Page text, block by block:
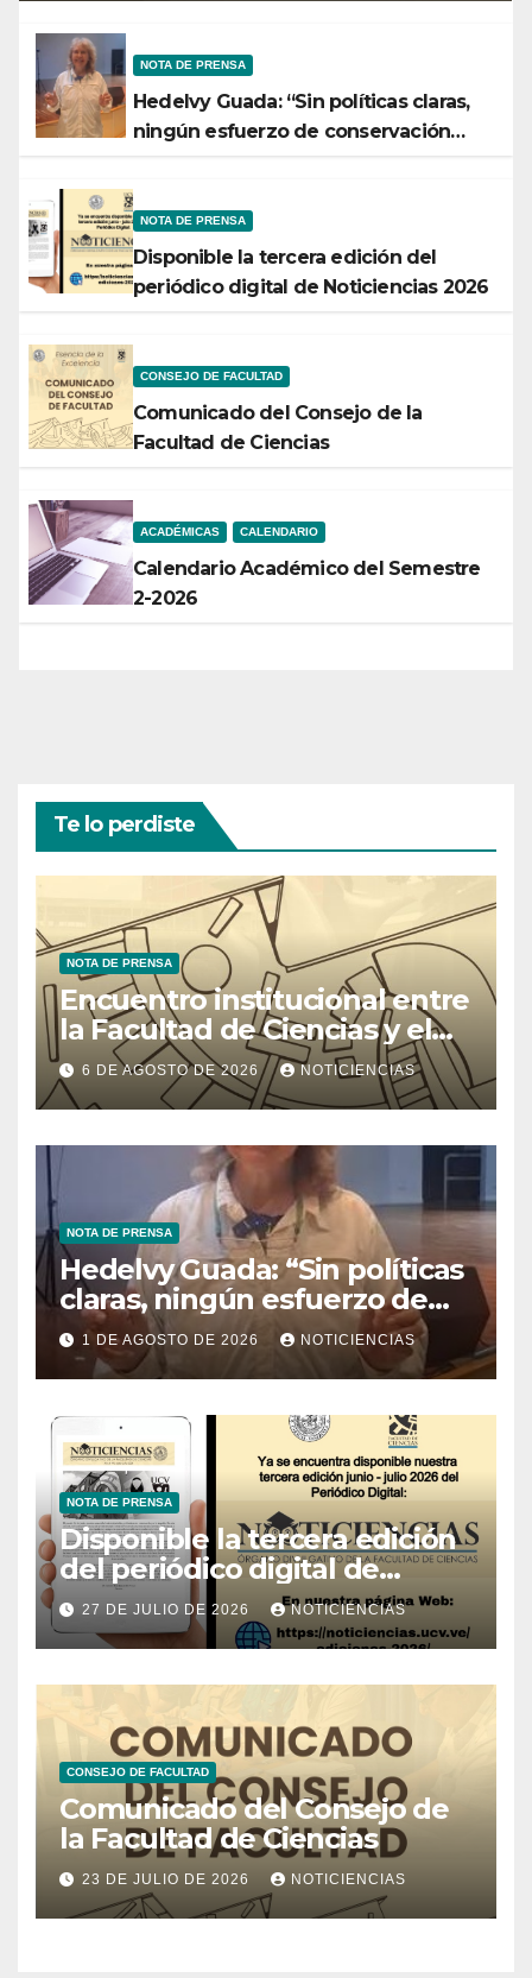
NOTA DE PRENSA
Hedelvy Guada: “Sin políticas claras,
ningún esfuerzo de conservación
NOTA DE PRENSA
Disponible la tercera edición del
periódico digital de Noticiencias 2026
CONSEJO DE FACULTAD
Comunicado del Consejo de la
Facultad de Ciencias
ACADÉMICAS CALENDARIO
Calendario Académico del Semestre
2-2026
Te lo perdiste
NOTA DE PRENSA
Encuentro institucional entre
la Facultad de Ciencias y el
Ministerio de Ciencia y
Tecnología
6 DE AGOSTO DE 2026 NOTICIENCIAS
NOTA DE PRENSA
Hedelvy Guada: “Sin políticas
claras, ningún esfuerzo de
conservación rendirá frutos”
1 DE AGOSTO DE 2026 NOTICIENCIAS
NOTA DE PRENSA
Disponible la tercera edición
del periódico digital de
Noticiencias 2026
27 DE JULIO DE 2026 NOTICIENCIAS
CONSEJO DE FACULTAD
Comunicado del Consejo de
la Facultad de Ciencias
23 DE JULIO DE 2026 NOTICIENCIAS